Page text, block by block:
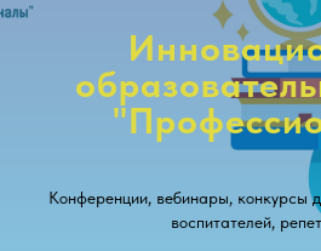
Конференции, вебинары, конкурсы
воспитателей,